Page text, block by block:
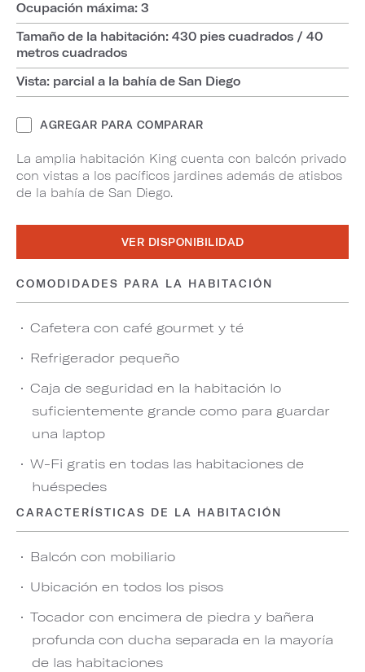
Ocupación máxima: 3
Tamaño de la habitación: 430 pies cuadrados / 40
metros cuadrados
Vista: parcial a la bahía de San Diego
AGREGAR PARA COMPARAR
La amplia habitación King cuenta con balcón privado
con vistas a los pacíficos jardines además de atisbos
de la bahía de San Diego.
VER DISPONIBILIDAD
COMODIDADES PARA LA HABITACIÓN
Cafetera con café gourmet y té
Refrigerador pequeño
Caja de seguridad en la habitación lo
suficientemente grande como para guardar
una laptop
W-Fi gratis en todas las habitaciones de
huéspedes
CARACTERÍSTICAS DE LA HABITACIÓN
Balcón con mobiliario
Ubicación en todos los pisos
Tocador con encimera de piedra y bañera
profunda con ducha separada en la mayoría
de las habitaciones